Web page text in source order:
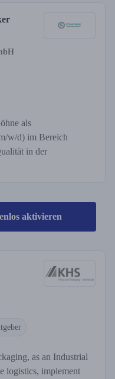
als
w/d) im Bereich
in der
aktivieren
as an Industrial
logistics, implement